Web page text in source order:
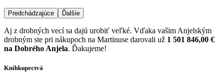
Predchádzajúce Ďalšie
Aj z drobných vecí sa dajú urobiť veľké. Vďaka vašim Anjelským
drobným ste pri nákupoch na Martinuse darovali už 1 501 846,00 €
na Dobrého Anjela. Ďakujeme!
Kníhkupectvá